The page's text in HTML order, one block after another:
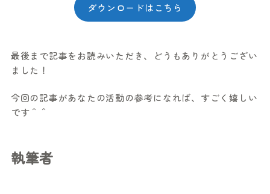
ダウンロードはこちら
最後まで記事をお読みいただき、どうもありがとうござい
ました！
今回の記事があなたの活動の参考になれば、すごく嬉しい
です＾＾
執筆者